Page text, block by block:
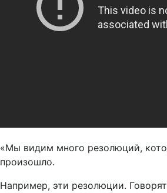
«Мы видим много резолюций,
произошло.
Например, эти резолюции.